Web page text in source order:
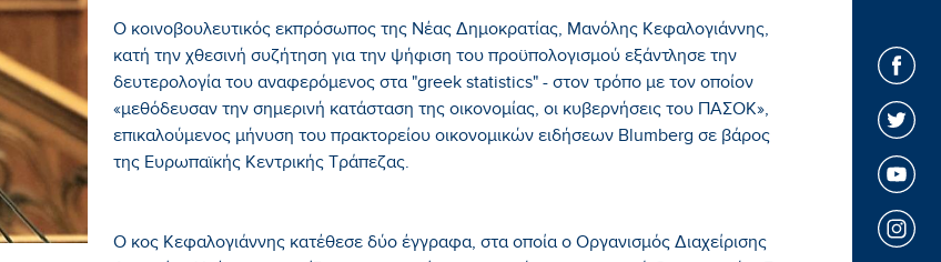
Ο κοινοβουλευτικός εκπρόσωπος της Νέας Δημοκρατίας, Μανόλης Κεφαλογιάννης,
κατή την χθεσινή συζήτηση για την ψήφιση του προϋπολογισμού εξάντλησε την
δευτερολογία του αναφερόμενος στα "greek statistics" - στον τρόπο με τον οποίον
«μεθόδευσαν την σημερινή κατάσταση της οικονομίας, οι κυβερνήσεις του ΠΑΣΟΚ»,
επικαλούμενος μήνυση του πρακτορείου οικονομικών ειδήσεων Blumberg σε βάρος
της Ευρωπαϊκής Κεντρικής Τράπεζας.
Ο κος Κεφαλογιάννης κατέθεσε δύο έγγραφα, στα οποία ο Οργανισμός Διαχείρισης